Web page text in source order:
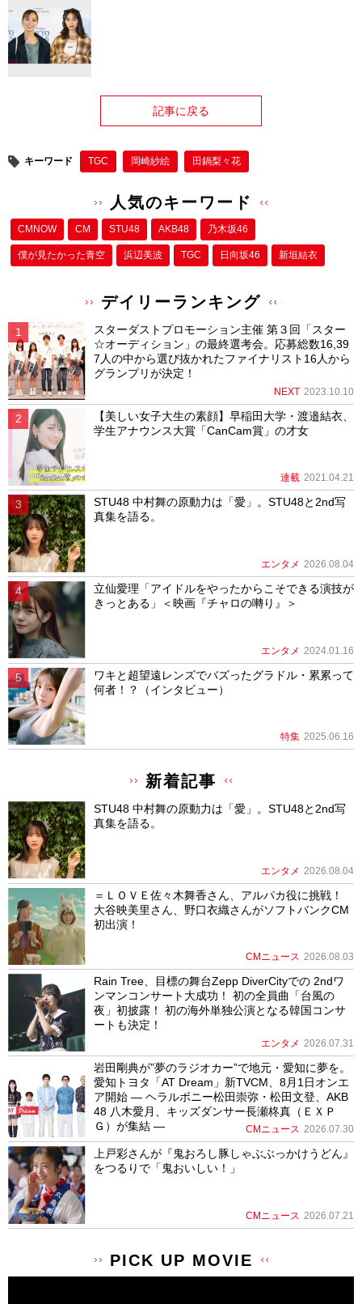
記事に戻る
キーワード TGC 岡崎紗絵 田鍋梨々花
人気のキーワード
CMNOW CM STU48 AKB48 乃木坂46
僕が⾒たかった⻘空 浜辺美波 TGC 日向坂46 新垣結衣
デイリーランキング
スターダストプロモーション主催 第３回「スター
☆オーディション」の最終選考会。応募総数16,39
7人の中から選び抜かれたファイナリスト16人から
グランプリが決定！
NEXT 2023.10.10
【美しい女子大生の素顔】早稲田大学・渡邉結衣、
学生アナウンス大賞「CanCam賞」の才女
連載 2021.04.21
STU48 中村舞の原動力は「愛」。STU48と2nd写
真集を語る。
エンタメ 2026.08.04
立仙愛理「アイドルをやったからこそできる演技が
きっとある」＜映画『チャロの囀り』＞
エンタメ 2024.01.16
ワキと超望遠レンズでバズったグラドル・累累って
何者！？（インタビュー）
特集 2025.06.16
新着記事
STU48 中村舞の原動力は「愛」。STU48と2nd写
真集を語る。
エンタメ 2026.08.04
＝ＬＯＶＥ佐々木舞香さん、アルパカ役に挑戦！
大谷映美里さん、野口衣織さんがソフトバンクCM
初出演！
CMニュース 2026.08.03
Rain Tree、目標の舞台Zepp DiverCityでの 2ndワ
ンマンコンサート大成功！ 初の全員曲「台風の
夜」初披露！ 初の海外単独公演となる韓国コンサ
ートも決定！
エンタメ 2026.07.31
岩田剛典が”夢のラジオカー”で地元・愛知に夢を。
愛知トヨタ「AT Dream」新TVCM、8月1日オンエ
ア開始 ― ヘラルボニー松田崇弥・松田文登、AKB
48 八木愛月、キッズダンサー長瀬柊真（ＥＸＰ
Ｇ）が集結 ―
CMニュース 2026.07.30
上戸彩さんが『鬼おろし豚しゃぶぶっかけうどん』
をつるりで「鬼おいしい！」
CMニュース 2026.07.21
PICK UP MOVIE